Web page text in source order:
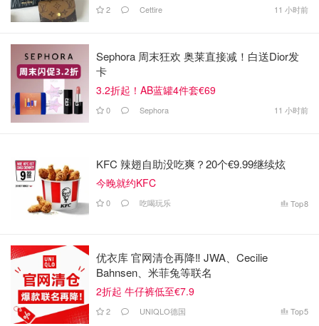
2 Cettire 11 小时前
Sephora 周末狂欢 奥莱直接减！白送Dior发
卡
3.2折起！AB蓝罐4件套€69
0 Sephora 11 小时前
KFC 辣翅自助没吃爽？20个€9.99继续炫
今晚就约KFC
0 吃喝玩乐 Top8
优衣库 官网清仓再降‼️ JWA、Cecilie
Bahnsen、米菲兔等联名
2折起 牛仔裤低至€7.9
2 UNIQLO德国 Top5